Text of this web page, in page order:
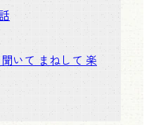
いて まねして 楽